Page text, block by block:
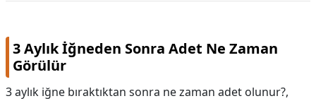
3 Aylık İğneden Sonra Adet Ne Zaman
Görülür
3 aylık iğne bıraktıktan sonra ne zaman adet olunur?,